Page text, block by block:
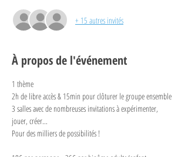
+ 15 autres invités
À propos de l'événement
1 thème
2h de libre accès & 15min pour clôturer le groupe ensemble
3 salles avec de nombreuses invitations à expérimenter,
jouer, créer...
Pour des milliers de possibilités !